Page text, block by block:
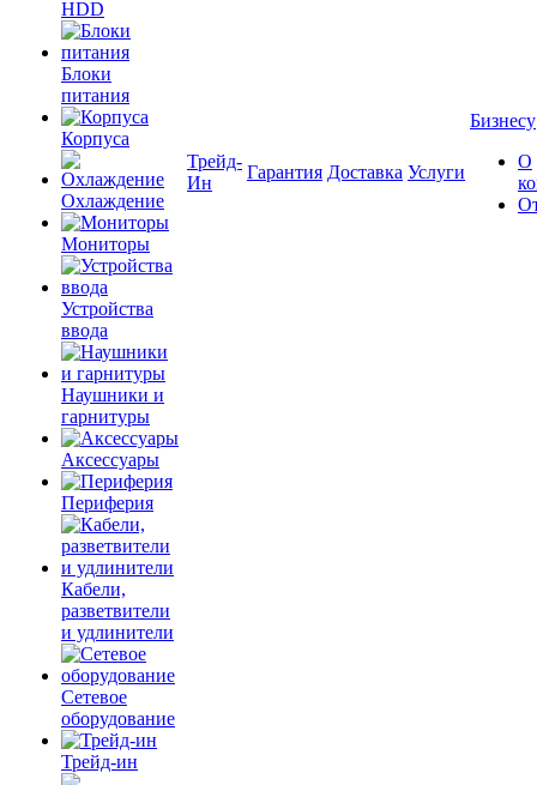
HDD
Блоки
питания
Корпуса
Охлаждение
Мониторы
Устройства
ввода
Наушники и
гарнитуры
Аксессуары
Периферия
Кабели,
разветвители
и удлинители
Сетевое
оборудование
Трейд-ин
Трейд-
Ин
Гарантия Доставка Услуги
Бизнесу
О